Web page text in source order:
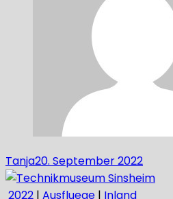
Tanja20. September 2022
2022 | Ausfluege | Inland